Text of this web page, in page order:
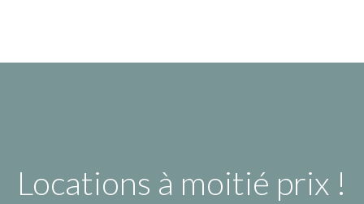
Locations à moitié prix !